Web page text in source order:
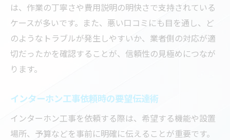
は、作業の丁寧さや費用説明の明快さで支持されている
ケースが多いです。また、悪い口コミにも目を通し、ど
のようなトラブルが発生しやすいか、業者側の対応が適
切だったかを確認することが、信頼性の見極めにつなが
ります。
インターホン工事依頼時の要望伝達術
インターホン工事を依頼する際は、希望する機能や設置
場所、予算などを事前に明確に伝えることが重要です。